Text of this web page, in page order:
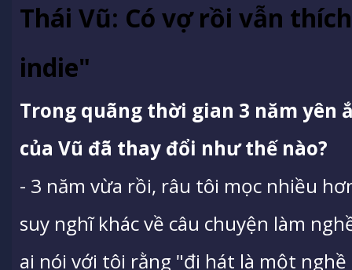
Thái Vũ: Có vợ rồi vẫn
indie"
Trong quãng thời gian 3 năm yên
của Vũ đã thay đổi như thế nào?
- 3 năm vừa rồi, râu tôi mọc nhiều
suy nghĩ khác về câu chuyện làm
ai nói với tôi rằng "đi hát là một